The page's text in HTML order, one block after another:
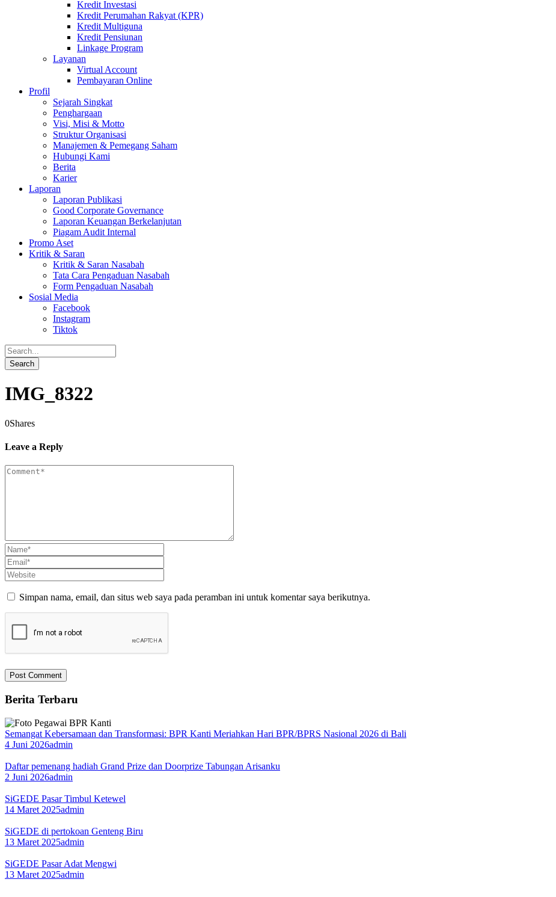
Kredit Investasi
Kredit Perumahan Rakyat (KPR)
Kredit Multiguna
Kredit Pensiunan
Linkage Program
Layanan
Virtual Account
Pembayaran Online
Profil
Sejarah Singkat
Penghargaan
Visi, Misi & Motto
Struktur Organisasi
Manajemen & Pemegang Saham
Hubungi Kami
Berita
Karier
Laporan
Laporan Publikasi
Good Corporate Governance
Laporan Keuangan Berkelanjutan
Piagam Audit Internal
Promo Aset
Kritik & Saran
Kritik & Saran Nasabah
Tata Cara Pengaduan Nasabah
Form Pengaduan Nasabah
Sosial Media
Facebook
Instagram
Tiktok
IMG_8322
0Shares
Leave a Reply
Simpan nama, email, dan situs web saya pada peramban ini untuk komentar saya berikutnya.
Berita Terbaru
Semangat Kebersamaan dan Transformasi: BPR Kanti Meriahkan Hari BPR/BPRS Nasional 2026 di Bali
4 Juni 2026admin
Daftar pemenang hadiah Grand Prize dan Doorprize Tabungan Arisanku
2 Juni 2026admin
SiGEDE Pasar Timbul Ketewel
14 Maret 2025admin
SiGEDE di pertokoan Genteng Biru
13 Maret 2025admin
SiGEDE Pasar Adat Mengwi
13 Maret 2025admin